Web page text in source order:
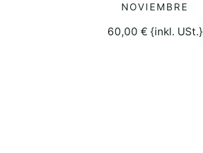
NOVIEMBRE
60,00 € {inkl. USt.}